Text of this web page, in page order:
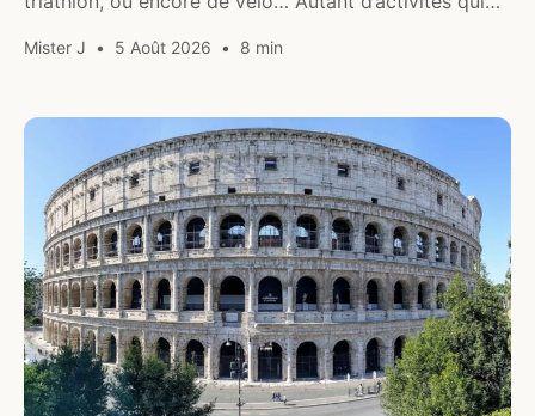
Mister J 5 Août 2026 8 min
DIVERS